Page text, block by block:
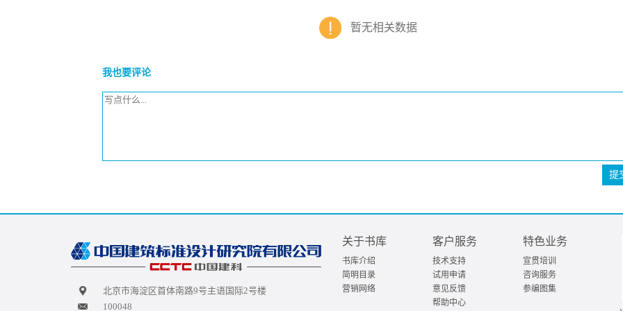
暂无相关数据
我也要评论
提
北京市海淀区首体南路9号主语国际2号楼
100048
关于书库
书库介绍
简明目录
营销网络
客户服务
技术支持
试用申请
意见反馈
帮助中心
特色业务
宣贯培训
咨询服务
参编图集